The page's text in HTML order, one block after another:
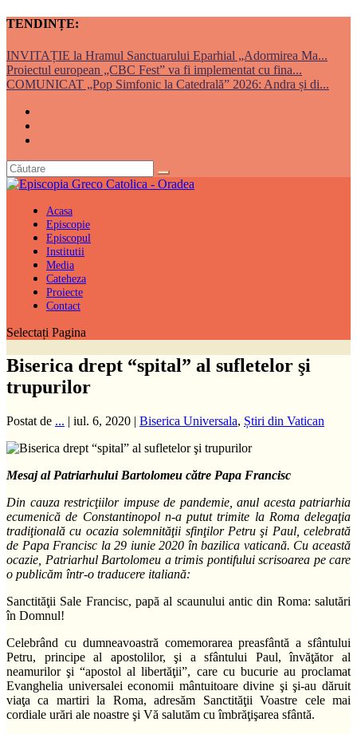
TENDINȚE:
INVITAȚIE la Hramul Sanctuarului Eparhial „Adormirea Ma...
Proiectul european „CBC Fest” va fi implementat cu fina...
COMUNICAT „Pop Simfonic la Catedrală” 2026: Andra și di...
Acasa
Episcopie
Episcopul
Institutii
Media
Cateheza
Proiecte
Contact
Selectați Pagina
Biserica drept “spital” al sufletelor şi
trupurilor
Postat de ... | iul. 6, 2020 | Biserica Universala, Știri din Vatican
Mesaj al Patriarhului Bartolomeu către Papa Francisc
Din cauza restricţiilor impuse de pandemie, anul acesta patriarhia
ecumenică de Constantinopol n-a putut trimite la Roma delegaţia
tradiţională cu ocazia solemnităţii sfinţilor Petru şi Paul, celebrată
de Papa Francisc la 29 iunie 2020 în bazilica vaticană. Cu această
ocazie, Patriarhul Bartolomeu a trimis pontifului scrisoarea pe care
o publicăm într-o traducere italiană:
Sanctităţii Sale Francisc, papă al scaunului antic din Roma: salutări
în Domnul!
Celebrând cu dumneavoastră comemorarea preasfântă a sfântului
Petru, principe al apostolilor, şi a sfântului Paul, învăţător al
neamurilor şi “apostol al libertăţii”, care cu bucurie au proclamat
Evanghelia universalei economii mântuitoare divine şi şi-au dăruit
viaţa ca martiri la Roma, adresăm Sanctităţii Voastre cele mai
cordiale urări ale noastre şi Vă salutăm cu îmbrăţişarea sfântă.